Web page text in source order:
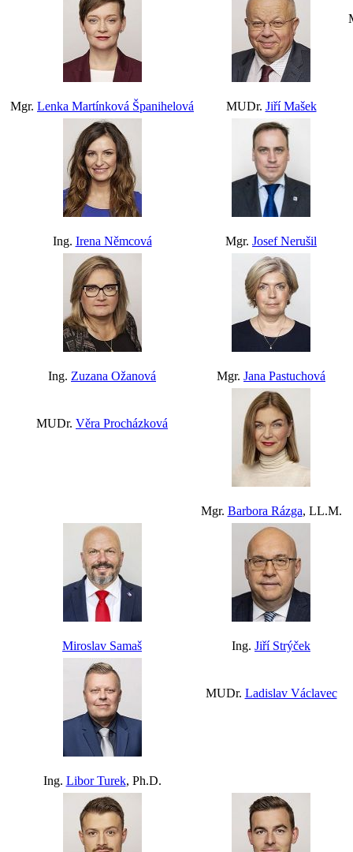
Mgr. Lenka Martínková Španihelová MUDr. Jiří Mašek
Ing. Irena Němcová Mgr. Josef Nerušil
Ing. Zuzana Ožanová Mgr. Jana Pastuchová
MUDr. Věra Procházková
Mgr. Barbora Rázga, LL.M.
Miroslav Samaš Ing. Jiří Strýček
Ing. Libor Turek, Ph.D.
MUDr. Ladislav Václavec